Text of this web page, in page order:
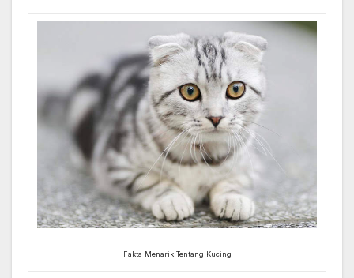
Fakta Menarik Tentang Kucing